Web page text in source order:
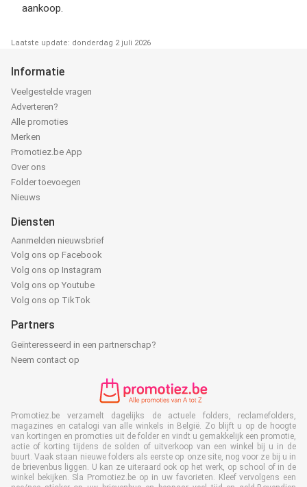
aankoop.
Laatste update: donderdag 2 juli 2026
Informatie
Veelgestelde vragen
Adverteren?
Alle promoties
Merken
Promotiez.be App
Over ons
Folder toevoegen
Nieuws
Diensten
Aanmelden nieuwsbrief
Volg ons op Facebook
Volg ons op Instagram
Volg ons op Youtube
Volg ons op TikTok
Partners
Geïnteresseerd in een partnerschap?
Neem contact op
Promotiez.be verzamelt dagelijks de actuele folders, reclamefolders,
magazines en catalogi van alle winkels in België. Zo blijft u op de hoogte
van kortingen en promoties uit de folder en vindt u gemakkelijk een promotie,
actie of korting tijdens de solden of uitverkoop van een winkel bij u in de
buurt. Vaak staan nieuwe folders als eerste op onze site, nog voor ze bij u in
de brievenbus liggen. U kan ze uiteraard ook op het werk, op school of in de
winkel bekijken. Sla Promotiez.be op in uw favorieten. Kleef vervolgens een